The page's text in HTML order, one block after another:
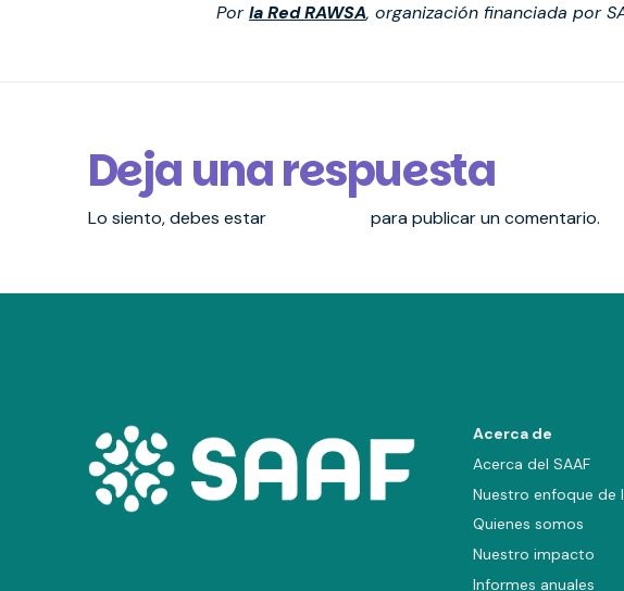
Porla Red RAWSA, organización financiada por
Deja una respuesta
Lo siento, debes estar para publicar un comentario.
Acerca de
Acerca del SAAF
Nuestro enfoque de
Quienes somos
Nuestro impacto
Informes anuales